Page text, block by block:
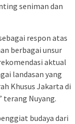
seniman dan
respon atas
berbagai unsur
aktual
landasan yang
Khusus Jakarta di
terang Nuyang.
budaya dari